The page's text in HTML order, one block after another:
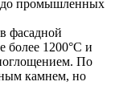
до промышленных
фасадной
более 1200°C и
По
камнем, но